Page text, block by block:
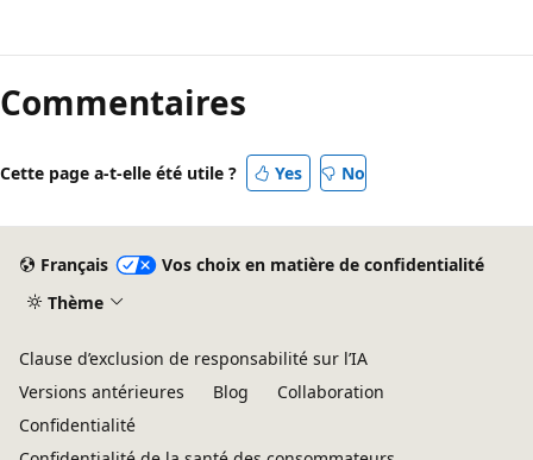
lecture
désactivé
Commentaires
Cette page a-t-elle été utile ? Yes No
Français
Vos choix en matière de confidentialité
Thème
Clause d’exclusion de responsabilité sur l’IA
Versions antérieures
Blog
Collaboration
Confidentialité